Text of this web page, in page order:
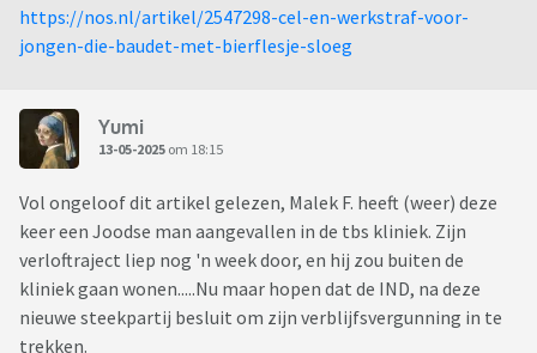
https://nos.nl/artikel/2547298-cel-en-werkstraf-voor-
jongen-die-baudet-met-bierflesje-sloeg
Yumi
13-05-2025 om 18:15
Vol ongeloof dit artikel gelezen, Malek F. heeft (weer) deze
keer een Joodse man aangevallen in de tbs kliniek. Zijn
verloftraject liep nog 'n week door, en hij zou buiten de
kliniek gaan wonen.....Nu maar hopen dat de IND, na deze
nieuwe steekpartij besluit om zijn verblijfsvergunning in te
trekken.